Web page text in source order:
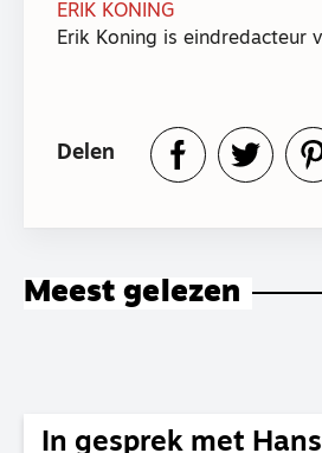
ERIK KONING
Erik Koning is eindredacteur
Delen
Meest gelezen
In gesprek met